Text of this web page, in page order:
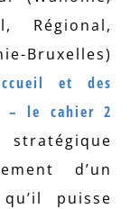
Régional,
et des
– le cahier 2
d’un
puisse